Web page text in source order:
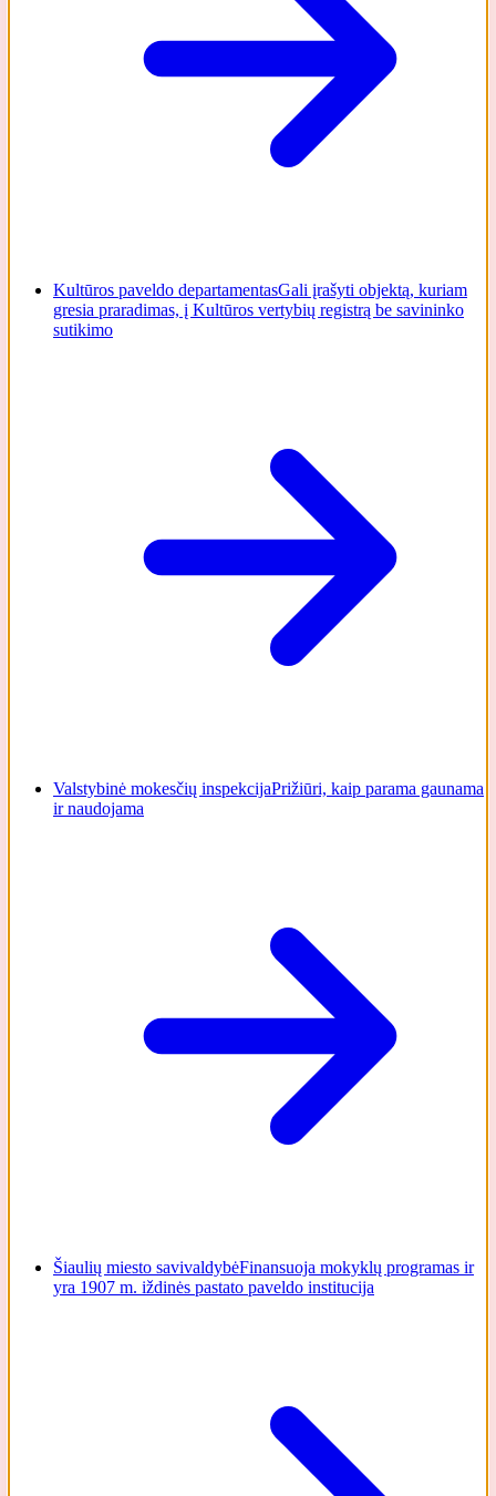
Kultūros paveldo departamentasGali įrašyti objektą, kuriam
gresia praradimas, į Kultūros vertybių registrą be savininko
sutikimo
Valstybinė mokesčių inspekcijaPrižiūri, kaip parama gaunama
ir naudojama
Šiaulių miesto savivaldybėFinansuoja mokyklų programas ir
yra 1907 m. iždinės pastato paveldo institucija